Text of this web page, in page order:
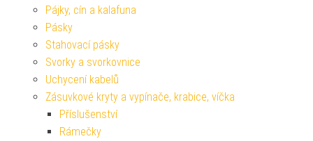
Pájky, cín a kalafuna
Pásky
Stahovací pásky
Svorky a svorkovnice
Uchycení kabelů
Zásuvkové kryty a vypínače, krabice, víčka
Příslušenství
Rámečky